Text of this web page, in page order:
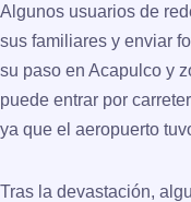
Algunos usuarios de
sus familiares y enviar
su paso en Acapulco y
puede entrar por
ya que el aeropuerto
Tras la devastación,